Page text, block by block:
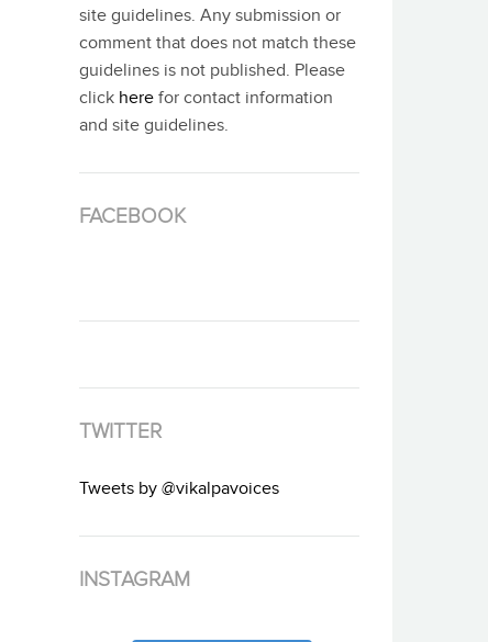
site guidelines. Any submission or
comment that does not match these
guidelines is not published. Please
click here for contact information
and site guidelines.
FACEBOOK
TWITTER
Tweets by @vikalpavoices
INSTAGRAM